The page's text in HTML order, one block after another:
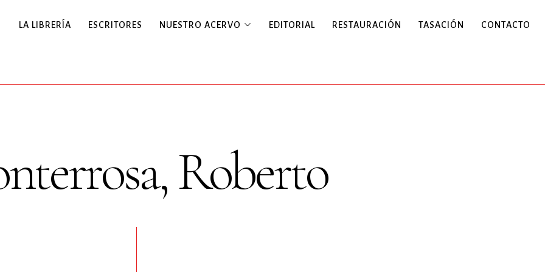
LA LIBRERÍA ESCRITORES NUESTRO ACERVO EDITORIAL RESTAURACIÓN TASACIÓN CONTACTO
Roberto